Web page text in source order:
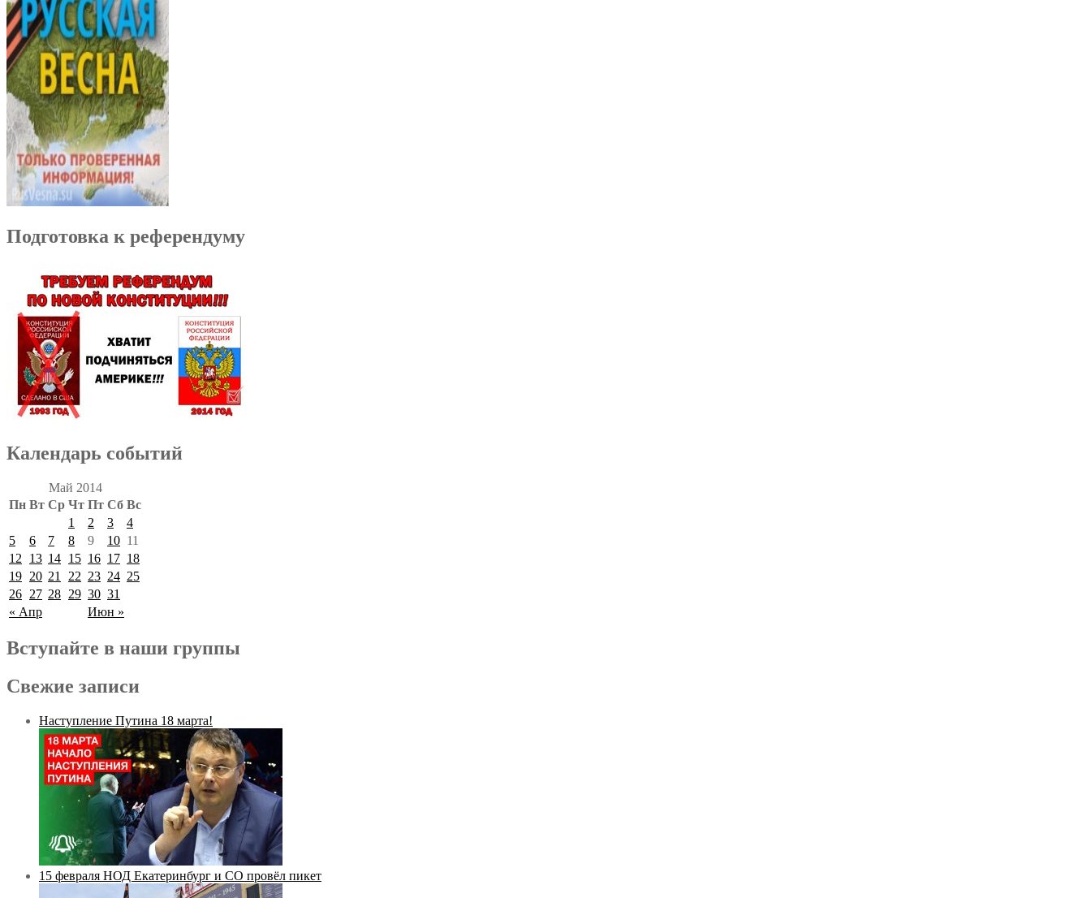
Подготовка к референдуму
Календарь событий
Май 2014
Пн Вт Ср Чт Пт Сб Вс
« Апр Июн »
1 2 3
4
5
6 7 8 9 10 11
12
13 14 15 16 17 18
19 20 21 22 23 24 25
26 27 28 29 30 31
Вступайте в наши группы
Свежие записи
Наступление Путина 18 марта!
15 февраля НОД Екатеринбург и СО провёл пикет